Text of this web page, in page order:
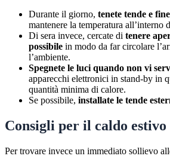
Durante il giorno, tenete tende e
mantenere la temperatura all’interno
Di sera invece, cercate di tenere
possibile in modo da far circolare
l’ambiente.
Spegnete le luci quando non vi
apparecchi elettronici in stand-by in
quantità minima di calore.
Se possibile, installate le tende
Consigli per il caldo estivo
Per trovare invece un immediato sollievo